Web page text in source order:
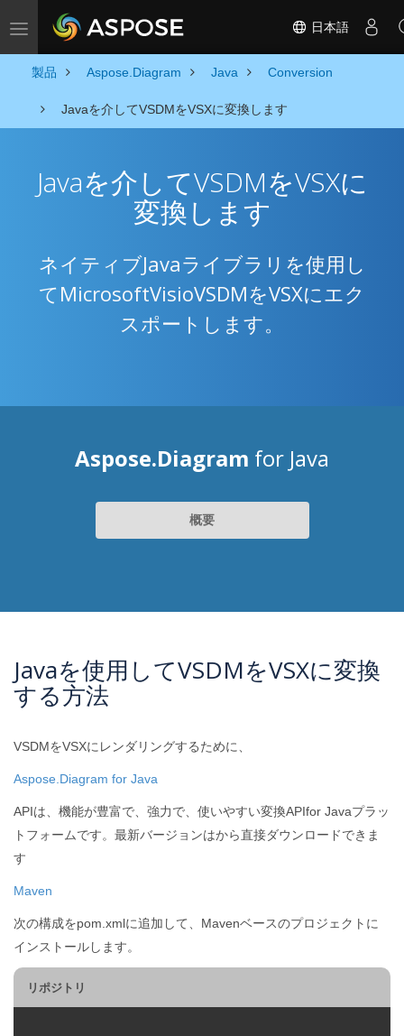
Toggle navigation 日本語
製品 Aspose.Diagram Java Conversion
Javaを介してVSDMをVSXに変換します
Javaを介してVSDMをVSXに
変換します
ネイティブJavaライブラリを使用し
てMicrosoftVisioVSDMをVSXにエク
スポートします。
Aspose.Diagram for Java
概要
Javaを使用してVSDMをVSXに変換
する方法
VSDMをVSXにレンダリングするために、
Aspose.Diagram for Java
APIは、機能が豊富で、強力で、使いやすい変換APIfor Javaプラッ
トフォームです。最新バージョンはから直接ダウンロードできま
す
Maven
次の構成をpom.xmlに追加して、Mavenベースのプロジェクトに
インストールします。
リポジトリ